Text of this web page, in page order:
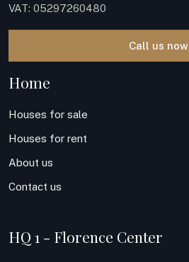
VAT: 05297260480
Call us now
Home
Houses for sale
Houses for rent
About us
Contact us
HQ 1 - Florence Center